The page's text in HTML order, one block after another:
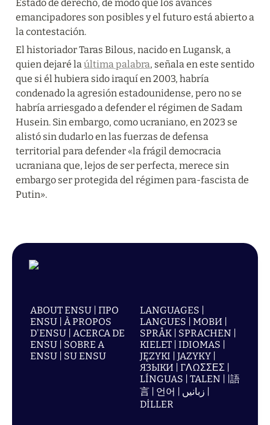
Estado de derecho, de modo que los avances
emancipadores son posibles y el futuro está abierto a
la contestación.
El historiador Taras Bilous, nacido en Lugansk, a
quien dejaré la última palabra, señala en este sentido
que si él hubiera sido iraquí en 2003, habría
condenado la agresión estadounidense, pero no se
habría arriesgado a defender el régimen de Sadam
Husein. Sin embargo, como ucraniano, en 2023 se
alistó sin dudarlo en las fuerzas de defensa
territorial para defender «la frágil democracia
ucraniana que, lejos de ser perfecta, merece sin
embargo ser protegida del régimen para-fascista de
Putin».
ABOUT ENSU | ПРО
ENSU | À PROPOS
D'ENSU | ACERCA DE
ENSU | SOBRE A
ENSU | SU ENSU
LANGUAGES |
LANGUES | МОВИ |
SPRÅK | SPRACHEN |
KIELET | IDIOMAS |
JĘZYKI | JAZYKY |
ЯЗЫКИ | ΓΛΩΣΣΕΣ |
LÍNGUAS | TALEN | |語
言 | 언어 | زبانیں |
DİLLER